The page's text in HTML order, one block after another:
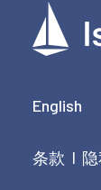
English
条款 |